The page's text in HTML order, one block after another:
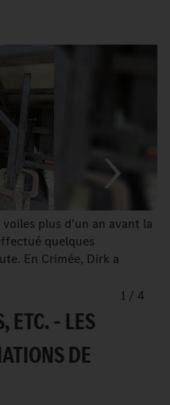
plus d'un an avant la
quelques
En Crimée, Dirk a
1 / 4
ETC. – LES
DE